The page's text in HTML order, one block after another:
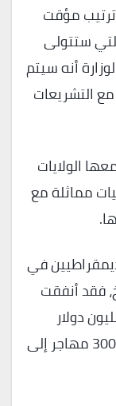
مؤقت
ستتولى
أنه سيتم
التشريعات
الولايات
مماثلة مع
في
فقد أنفقت
بالفعل ما لا يقل عن 40 مليون دولار
(حوالي 35 مليون يورو) لترحيل حوالي 300 مهاجر إلى